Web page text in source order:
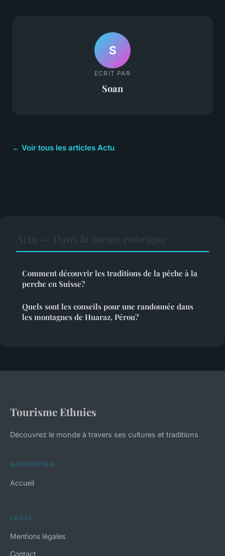
S
ECRIT PAR
Soan
← Voir tous les articles Actu
Comment découvrir les traditions de la pêche à la
perche en Suisse?
Quels sont les conseils pour une randonnée dans
les montagnes de Huaraz, Pérou?
Tourisme Ethnies
Découvrez le monde à travers ses cultures et traditions
NAVIGATION
Accueil
LÉGAL
Mentions légales
Contact